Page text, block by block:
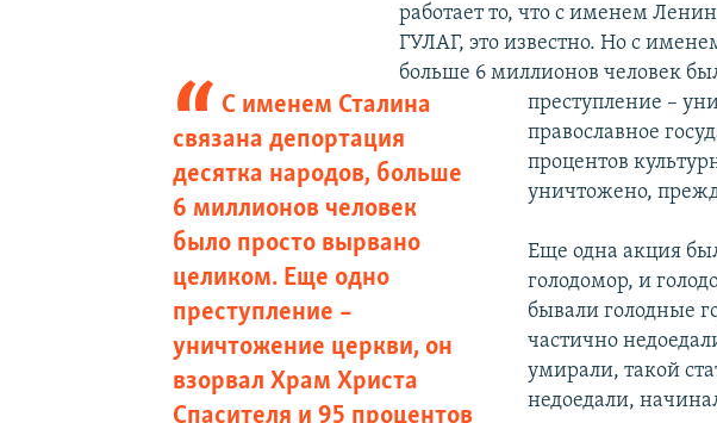
работает то, что с именем
ГУЛАГ, это известно. Но с
больше 6 миллионов человек
преступление –
С именем Сталина
связана депортация
десятка народов, больше
6 миллионов человек
было просто вырвано
целиком. Еще одно
преступление –
уничтожение церкви, он
взорвал Храм Христа
Спасителя и 95 процентов
православное
процентов
уничтожено,
Еще одна акция
голодомор, и
бывали голодные
частично
умирали, такой
недоедали,